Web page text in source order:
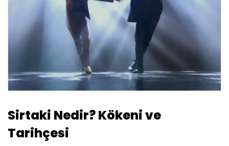
Sirtaki Nedir? Kökeni ve
Tarihçesi